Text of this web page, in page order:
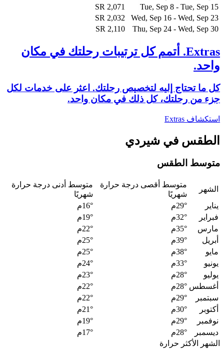
Tue, Sep 8 - Tue, Sep 15
2,071 SR
Wed, Sep 16 - Wed, Sep 23
2,032 SR
Thu, Sep 24 - Wed, Sep 30
2,110 SR
Extras.
أتمم كل ترتيبات رحلتك في مكان
واحد.
كل ما تحتاج إليه لتخصيص رحلتك. اعثر على خدمات لكل
جزء من رحلتك، كل ذلك في مكان واحد.
استكشاف Extras
الطقس في شيردي
متوسط الطقس
الشهر
متوسط أقصى درجة حرارة
شهريًا
متوسط أدنى درجة حرارة
شهريًا
يناير
29°م
16°م
فبراير
32°م
19°م
مارس
35°م
22°م
أبريل
39°م
25°م
مايو
38°م
25°م
يونيو
33°م
24°م
يوليو
28°م
23°م
أغسطس 28°م
22°م
سبتمبر
29°م
22°م
أكتوبر
30°م
21°م
نوفمبر
29°م
19°م
ديسمبر
28°م
17°م
الشهر الأكثر حرارة